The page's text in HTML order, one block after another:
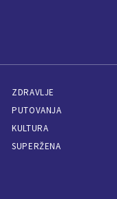
ZDRAVLJE
PUTOVANJA
KULTURA
SUPERŽENA